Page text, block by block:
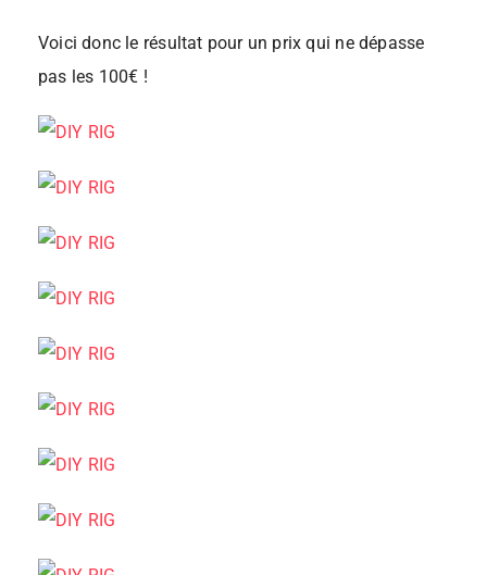
Voici donc le résultat pour un prix qui ne dépasse
pas les 100€ !